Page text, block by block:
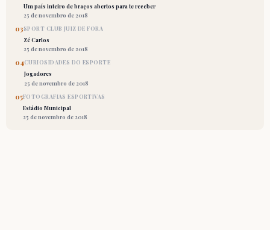
Um país inteiro de braços abertos para te receber
25 de novembro de 2018
03SPORT CLUB JUIZ DE FORA
Zé Carlos
25 de novembro de 2018
04CURIOSIDADES DO ESPORTE
Jogadores
25 de novembro de 2018
05FOTOGRAFIAS ESPORTIVAS
Estádio Municipal
25 de novembro de 2018